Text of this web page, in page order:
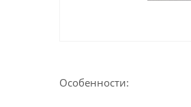
Особенности: